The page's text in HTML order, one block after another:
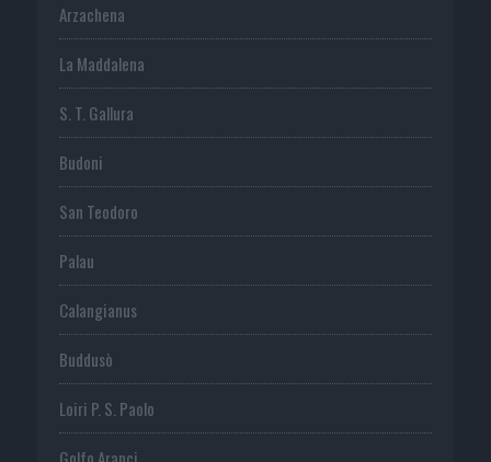
Arzachena
La Maddalena
S. T. Gallura
Budoni
San Teodoro
Palau
Calangianus
Buddusò
Loiri P. S. Paolo